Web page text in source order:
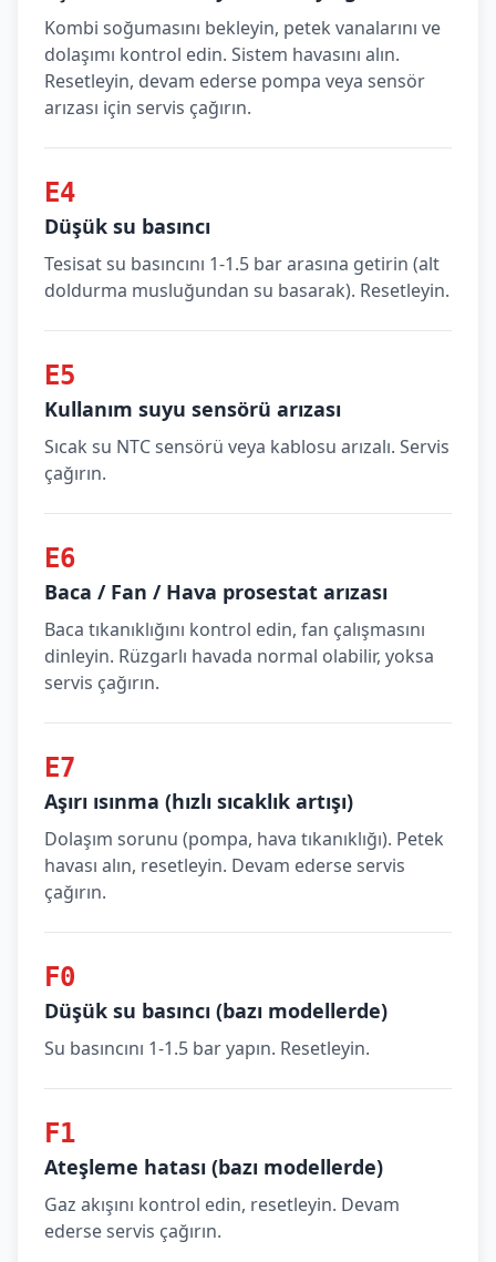
Kombi soğumasını bekleyin, petek vanalarını ve
dolaşımı kontrol edin. Sistem havasını alın.
Resetleyin, devam ederse pompa veya sensör
arızası için servis çağırın.
E4
Düşük su basıncı
Tesisat su basıncını 1-1.5 bar arasına getirin (alt
doldurma musluğundan su basarak). Resetleyin.
E5
Kullanım suyu sensörü arızası
Sıcak su NTC sensörü veya kablosu arızalı. Servis
çağırın.
E6
Baca / Fan / Hava prosestat arızası
Baca tıkanıklığını kontrol edin, fan çalışmasını
dinleyin. Rüzgarlı havada normal olabilir, yoksa
servis çağırın.
E7
Aşırı ısınma (hızlı sıcaklık artışı)
Dolaşım sorunu (pompa, hava tıkanıklığı). Petek
havası alın, resetleyin. Devam ederse servis
çağırın.
F0
Düşük su basıncı (bazı modellerde)
Su basıncını 1-1.5 bar yapın. Resetleyin.
F1
Ateşleme hatası (bazı modellerde)
Gaz akışını kontrol edin, resetleyin. Devam
ederse servis çağırın.